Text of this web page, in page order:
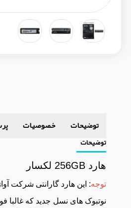
توضیحات خصوصیات
توضیحات
هارد 256GB لکسار
توجه: این هارد گارانتی شرکت